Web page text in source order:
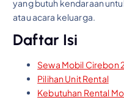
yang butuh kendaraan
atau acara keluarga.
Daftar Isi
Sewa Mobil Cirebon
Pilihan Unit Rental
Kebutuhan Rental